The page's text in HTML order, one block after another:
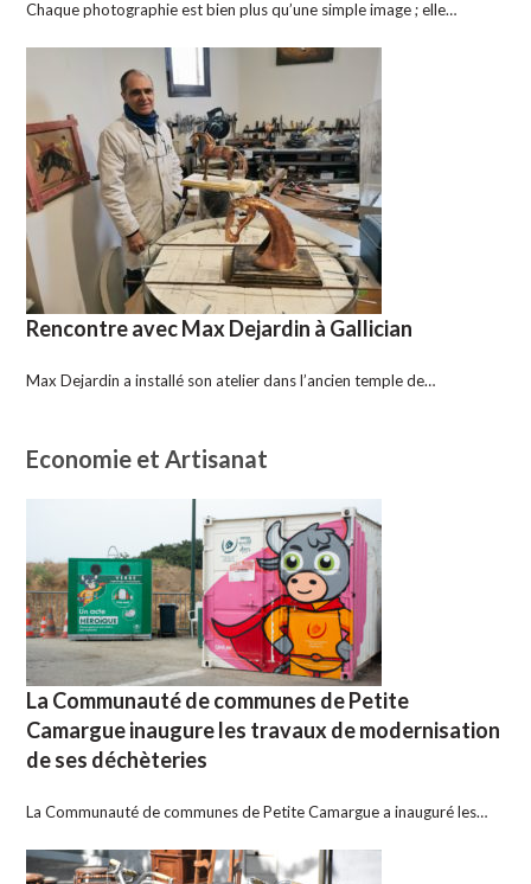
Chaque photographie est bien plus qu’une simple image ; elle…
Rencontre avec Max Dejardin à Gallician
Max Dejardin a installé son atelier dans l’ancien temple de…
Economie et Artisanat
La Communauté de communes de Petite
Camargue inaugure les travaux de modernisation
de ses déchèteries
La Communauté de communes de Petite Camargue a inauguré les…